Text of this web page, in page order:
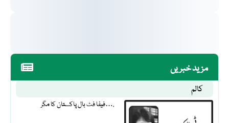
مزید خبریں
کالم
فیفا فٹ بال پاکستان کا مگر….